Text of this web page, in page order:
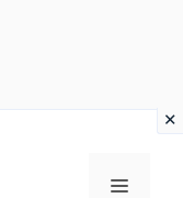
Menu